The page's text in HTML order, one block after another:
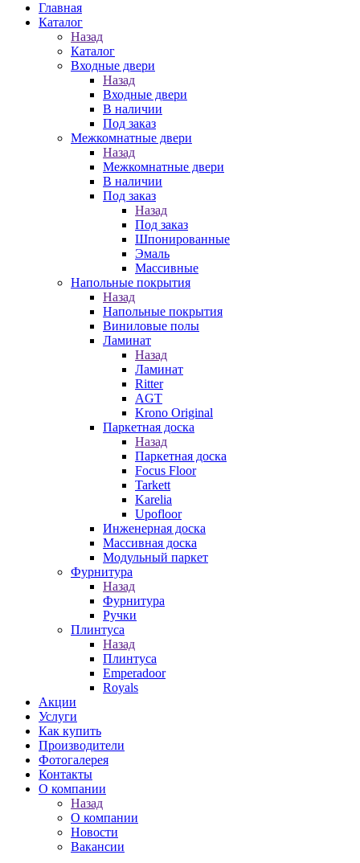
Главная
Каталог
Назад
Каталог
Входные двери
Назад
Входные двери
В наличии
Под заказ
Межкомнатные двери
Назад
Межкомнатные двери
В наличии
Под заказ
Назад
Под заказ
Шпонированные
Эмаль
Массивные
Напольные покрытия
Назад
Напольные покрытия
Виниловые полы
Ламинат
Назад
Ламинат
Ritter
AGT
Krono Original
Паркетная доска
Назад
Паркетная доска
Focus Floor
Tarkett
Karelia
Upofloor
Инженерная доска
Массивная доска
Модульный паркет
Фурнитура
Назад
Фурнитура
Ручки
Плинтуса
Назад
Плинтуса
Emperadoor
Royals
Акции
Услуги
Как купить
Производители
Фотогалерея
Контакты
О компании
Назад
О компании
Новости
Вакансии